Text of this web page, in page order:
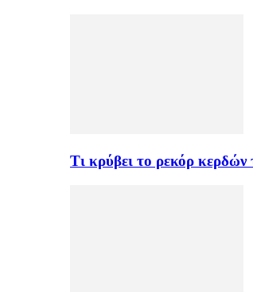
Τι κρύβει το ρεκόρ κερδών